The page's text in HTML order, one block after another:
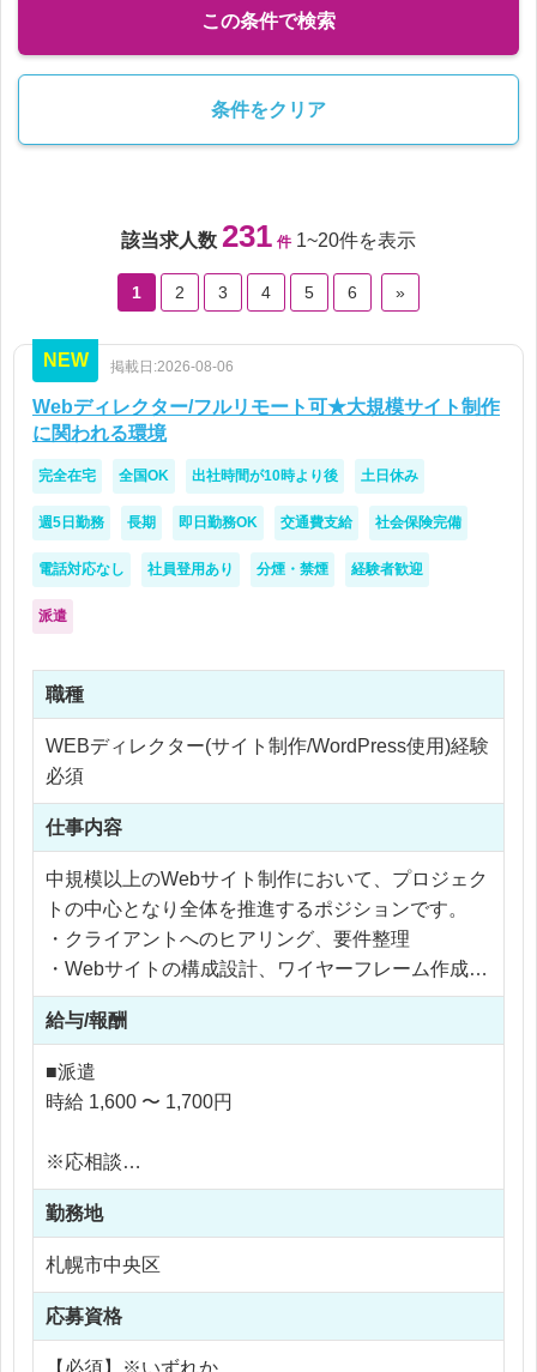
この条件で検索
条件をクリア
該当求人数 231 件 1~20件を表示
1 2 3 4 5 6 »
NEW 掲載日:2026-08-06
Webディレクター/フルリモート可★大規模サイト制作
に関われる環境
完全在宅 全国OK 出社時間が10時より後 土日休み
週5日勤務 長期 即日勤務OK 交通費支給 社会保険完備
電話対応なし 社員登用あり 分煙・禁煙 経験者歓迎
派遣
職種
WEBディレクター(サイト制作/WordPress使用)経験
必須
仕事内容
中規模以上のWebサイト制作において、プロジェク
トの中心となり全体を推進するポジションです。
・クライアントへのヒアリング、要件整理
・Webサイトの構成設計、ワイヤーフレーム作成
（Figma／XD）
・制作進行管理（スケジュール・品質・リソース）
・デザイナー、エンジニアとの連携
・WordPress案件のディレクション
給与/報酬
■派遣
時給 1,600 〜 1,700円
※応相談
※ご経験により優遇
※交通費支給
※残業代全額支給
勤務地
札幌市中央区
応募資格
【必須】※いずれか